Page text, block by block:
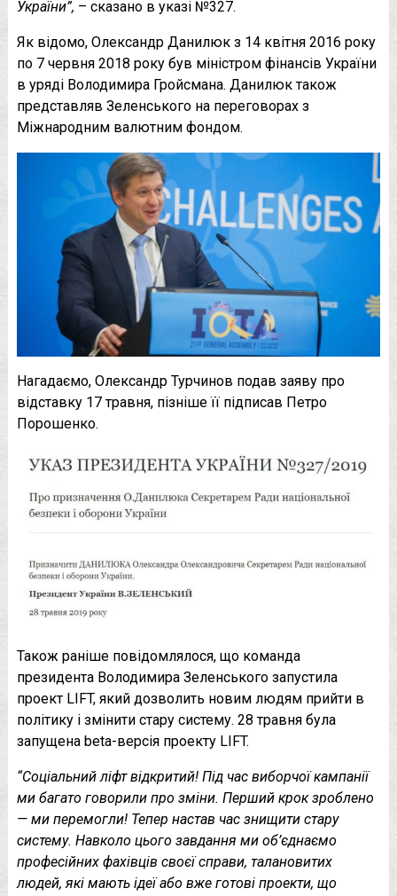
України”, – сказано в указі №327.
Як відомо, Олександр Данилюк з 14 квітня 2016 року
по 7 червня 2018 року був міністром фінансів України
в уряді Володимира Гройсмана. Данилюк також
представляв Зеленського на переговорах з
Міжнародним валютним фондом.
Нагадаємо, Олександр Турчинов подав заяву про
відставку 17 травня, пізніше її підписав Петро
Порошенко.
Також раніше повідомлялося, що команда
президента Володимира Зеленського запустила
проект LIFT, який дозволить новим людям прийти в
політику і змінити стару систему. 28 травня була
запущена beta-версія проекту LIFT.
“Соціальний ліфт відкритий! Під час виборчої кампанії
ми багато говорили про зміни. Перший крок зроблено
— ми перемогли! Тепер настав час знищити стару
систему. Навколо цього завдання ми об’єднаємо
професійних фахівців своєї справи, талановитих
людей, які мають ідеї або вже готові проекти, що